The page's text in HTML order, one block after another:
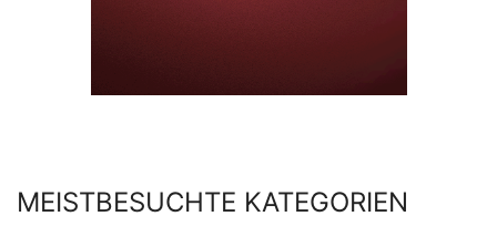
MEISTBESUCHTE KATEGORIEN